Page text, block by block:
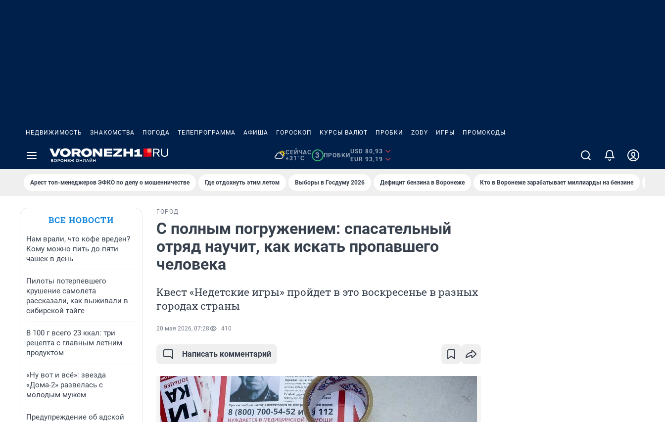
НЕДВИЖИМОСТЬ ЗНАКОМСТВА ПОГОДА ТЕЛЕПРОГРАММА АФИША ГОРОСКОП КУРСЫ ВАЛЮТ ПРОБКИ ZODY ИГРЫ ПРОМОКОДЫ
СЕЙЧАС
+31°C
3 ПРОБКИ
USD 80,93
EUR 93,19
Арест топ-менеджеров ЭФКО по делу о мошенничестве Где отдохнуть этим летом Выборы в Госдуму 2026 Дефицит бензина в Воронеже Кто в Воронеже зарабатывает миллиарды на бензине
ВСЕ НОВОСТИ
Нам врали, что кофе вреден?
Кому можно пить до пяти
чашек в день
Пилоты потерпевшего
крушение самолета
рассказали, как выживали в
сибирской тайге
В 100 г всего 23 ккал: три
рецепта с главным летним
продуктом
«Ну вот и всё»: звезда
«Дома-2» развелась с
молодым мужем
Предупреждение об адской
ГОРОД
С полным погружением: спасательный
отряд научит, как искать пропавшего
человека
Квест «Недетские игры» пройдет в это воскресенье в разных
городах страны
20 мая 2026, 07:28 410
Написать комментарий